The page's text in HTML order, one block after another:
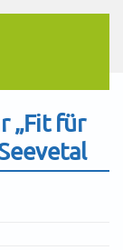
„Fit für